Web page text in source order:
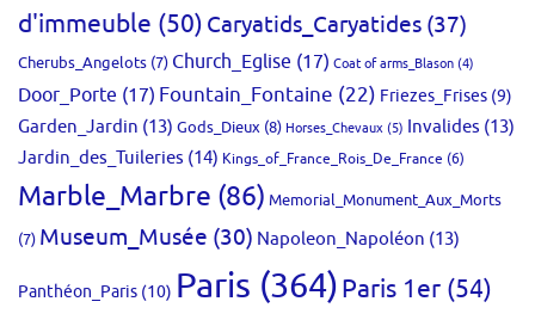
d'immeuble (50) Caryatids_Caryatides (37)
Cherubs_Angelots (7) Church_Eglise (17) Coat of arms_Blason (4)
Door_Porte (17) Fountain_Fontaine (22) Friezes_Frises (9)
Garden_Jardin (13) Gods_Dieux (8) Horses_Chevaux (5) Invalides (13)
Jardin_des_Tuileries (14) Kings_of_France_Rois_De_France (6)
Marble_Marbre (86) Memorial_Monument_Aux_Morts
(7) Museum_Musée (30) Napoleon_Napoléon (13)
Panthéon_Paris (10) Paris (364)Paris 1er (54)